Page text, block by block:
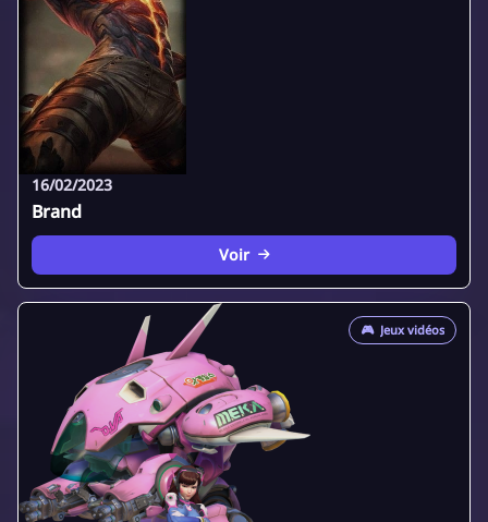
16/02/2023
Brand
Voir
🎮 Jeux vidéos